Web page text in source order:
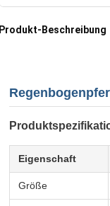
Produkt-Beschreibung
Eigenschaft
Größe